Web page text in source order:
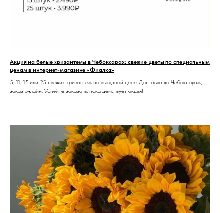
Акция на белые хризантемы в Чебоксарах: свежие цветы по специальным
ценам в интернет-магазине «Фиалка»
5, 11, 15 или 25 свежих хризантем по выгодной цене. Доставка по Чебоксарам,
заказ онлайн. Успейте заказать, пока действует акция!